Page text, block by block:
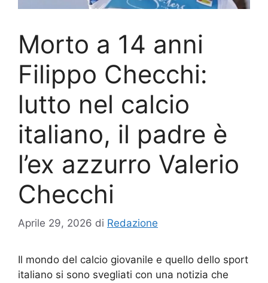
Morto a 14 anni
Filippo Checchi:
lutto nel calcio
italiano, il padre è
l’ex azzurro Valerio
Checchi
Aprile 29, 2026 di Redazione
Il mondo del calcio giovanile e quello dello sport
italiano si sono svegliati con una notizia che